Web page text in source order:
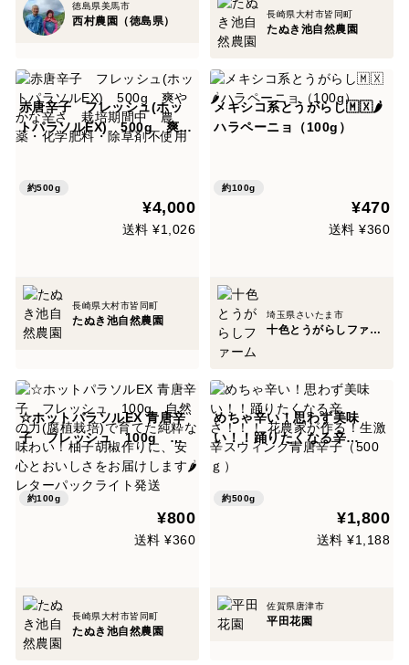
徳島県美馬市
西村農園（徳島県）
長崎県大村市皆同町
たぬき池自然農園
赤唐辛子 フレッシュ(ホッ
トパラソルEX) 500g 爽や
かな辛さ 栽培期間中 農
約500g
¥4,000
送料 ¥1,026
長崎県大村市皆同町
たぬき池自然農園
メキシコ系とうがらし🇲🇽🌶
ハラペーニョ（100g）
約100g
¥470
送料 ¥360
埼玉県さいたま市
十色とうがらしファーム
☆ホットパラソルEX 青唐辛
子 フレッシュ 100g 自
然の力(腐植栽培)で育てた純
粋な味わい！柚子胡椒作り
に、安心とおいしさをお届け
します🌶️ レターパックライト
約100g
¥800
送料 ¥360
長崎県大村市皆同町
たぬき池自然農園
めちゃ辛い！思わず美味
い！！踊りたくなる辛
さ！！！ 花農家が作る！生激
辛スウィング青唐辛子（500
ｇ）
約500g
¥1,800
送料 ¥1,188
佐賀県唐津市
平田花園